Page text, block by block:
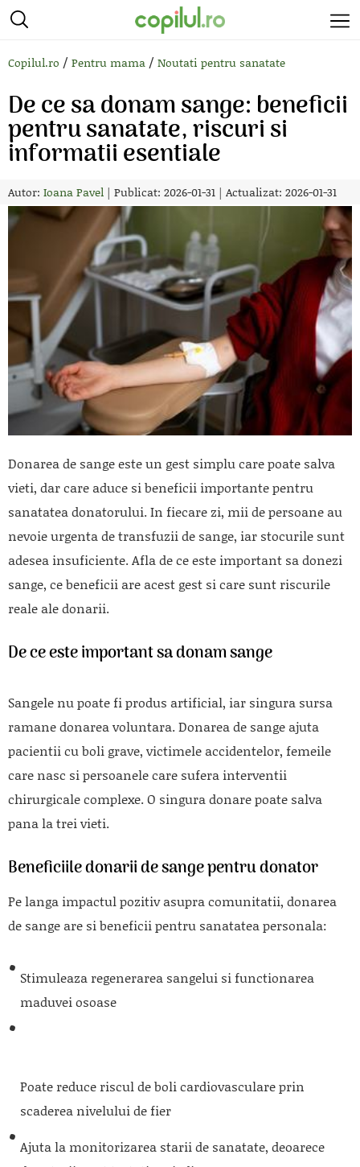
Copilul.ro / Pentru mama / Noutati pentru sanatate
De ce sa donam sange: beneficii
pentru sanatate, riscuri si
informatii esentiale
Autor: Ioana Pavel | Publicat: 2026-01-31 | Actualizat: 2026-01-31
Donarea de sange este un gest simplu care poate salva
vieti, dar care aduce si beneficii importante pentru
sanatatea donatorului. In fiecare zi, mii de persoane au
nevoie urgenta de transfuzii de sange, iar stocurile sunt
adesea insuficiente. Afla de ce este important sa donezi
sange, ce beneficii are acest gest si care sunt riscurile
reale ale donarii.
De ce este important sa donam sange
Sangele nu poate fi produs artificial, iar singura sursa
ramane donarea voluntara. Donarea de sange ajuta
pacientii cu boli grave, victimele accidentelor, femeile
care nasc si persoanele care sufera interventii
chirurgicale complexe. O singura donare poate salva
pana la trei vieti.
Beneficiile donarii de sange pentru donator
Pe langa impactul pozitiv asupra comunitatii, donarea
de sange are si beneficii pentru sanatatea personala:
Stimuleaza regenerarea sangelui si functionarea
maduvei osoase
Poate reduce riscul de boli cardiovasculare prin
scaderea nivelului de fier
Ajuta la monitorizarea starii de sanatate, deoarece